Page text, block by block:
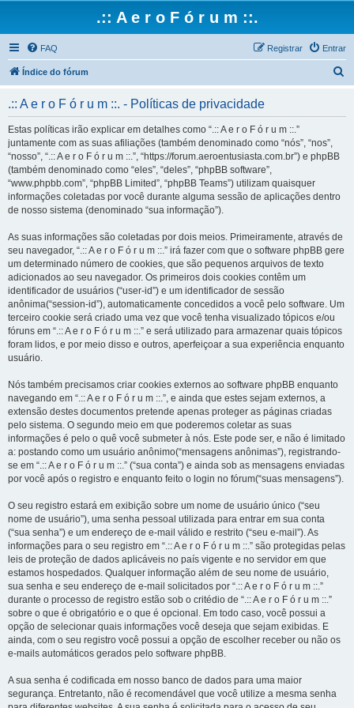
.:: A e r o F ó r u m ::.
FAQ Entrar
Registrar
Índice do fórum
.:: A e r o F ó r u m ::. - Políticas de privacidade
Estas políticas irão explicar em detalhes como “.:: A e r o F ó r u m ::.”
juntamente com as suas afiliações (também denominado como “nós”, “nos”,
“nosso”, “.:: A e r o F ó r u m ::.”, “https://forum.aeroentusiasta.com.br”) e phpBB
(também denominado como “eles”, “deles”, “phpBB software”,
“www.phpbb.com”, “phpBB Limited”, “phpBB Teams”) utilizam quaisquer
informações coletadas por você durante alguma sessão de aplicações dentro
de nosso sistema (denominado “sua informação”).
As suas informações são coletadas por dois meios. Primeiramente, através de
seu navegador, “.:: A e r o F ó r u m ::.” irá fazer com que o software phpBB gere
um determinado número de cookies, que são pequenos arquivos de texto
adicionados ao seu navegador. Os primeiros dois cookies contêm um
identificador de usuários (“user-id”) e um identificador de sessão
anônima(“session-id”), automaticamente concedidos a você pelo software. Um
terceiro cookie será criado uma vez que você tenha visualizado tópicos e/ou
fóruns em “.:: A e r o F ó r u m ::.” e será utilizado para armazenar quais tópicos
foram lidos, e por meio disso e outros, aperfeiçoar a sua experiência enquanto
usuário.
Nós também precisamos criar cookies externos ao software phpBB enquanto
navegando em “.:: A e r o F ó r u m ::.”, e ainda que estes sejam externos, a
extensão destes documentos pretende apenas proteger as páginas criadas
pelo sistema. O segundo meio em que poderemos coletar as suas
informações é pelo o quê você submeter à nós. Este pode ser, e não é limitado
a: postando como um usuário anônimo(“mensagens anônimas”), registrando-
se em “.:: A e r o F ó r u m ::.” (“sua conta”) e ainda sob as mensagens enviadas
por você após o registro e enquanto feito o login no fórum(“suas mensagens”).
O seu registro estará em exibição sobre um nome de usuário único (“seu
nome de usuário”), uma senha pessoal utilizada para entrar em sua conta
(“sua senha”) e um endereço de e-mail válido e restrito (“seu e-mail”). As
informações para o seu registro em “.:: A e r o F ó r u m ::.” são protegidas pelas
leis de proteção de dados aplicáveis no país vigente e no servidor em que
estamos hospedados. Qualquer informação além de seu nome de usuário,
sua senha e seu endereço de e-mail solicitados por “.:: A e r o F ó r u m ::.”
durante o processo de registro estão sob o critédio de “.:: A e r o F ó r u m ::.”
sobre o que é obrigatório e o que é opcional. Em todo caso, você possui a
opção de selecionar quais informações você deseja que sejam exibidas. E
ainda, com o seu registro você possui a opção de escolher receber ou não os
e-mails automáticos gerados pelo software phpBB.
A sua senha é codificada em nosso banco de dados para uma maior
segurança. Entretanto, não é recomendável que você utilize a mesma senha